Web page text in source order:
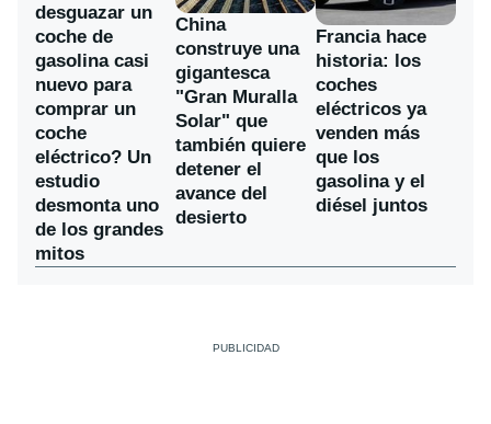
desguazar un
coche de
gasolina casi
nuevo para
comprar un
coche
eléctrico? Un
estudio
desmonta uno
de los grandes
mitos
China
construye una
gigantesca
"Gran Muralla
Solar" que
también quiere
detener el
avance del
desierto
Francia hace
historia: los
coches
eléctricos ya
venden más
que los
gasolina y el
diésel juntos